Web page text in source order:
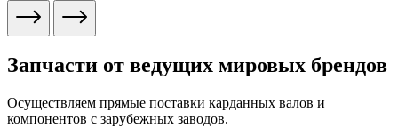
Запчасти от ведущих мировых брендов
Осуществляем прямые поставки карданных валов и
компонентов с зарубежных заводов.